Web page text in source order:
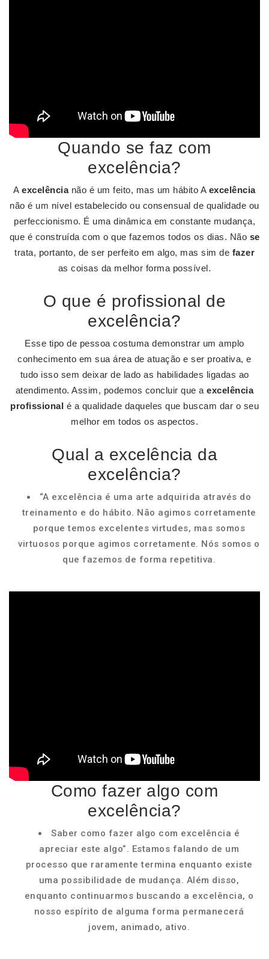
Quando se faz com
excelência?
Aexcelêncianão é um feito, mas um hábito A excelência
não é um nível estabelecido ou consensual de qualidade ou
perfeccionismo. É uma dinâmica em constante mudança,
que é construída com o que fazemos todos os dias. Não se
trata, portanto, de ser perfeito em algo, mas sim de fazer
as coisas da melhor forma possível.
O que é profissional de
excelência?
Esse tipo de pessoa costuma demonstrar um amplo
conhecimento em sua área de atuação e ser proativa, e
tudo isso sem deixar de lado as habilidades ligadas ao
atendimento. Assim, podemos concluir que aexcelência
profissional é a qualidade daqueles que buscam dar o seu
melhor em todos os aspectos.
Qual a excelência da
excelência?
“A excelência é uma arte adquirida através do
treinamento e do hábito. Não agimos corretamente
porque temos excelentes virtudes, mas somos
virtuosos porque agimos corretamente. Nós somos o
que fazemos de forma repetitiva.
Como fazer algo com
excelência?
Saber como fazer algo com excelência é
apreciar este algo”. Estamos falando de um
processo que raramente termina enquanto existe
uma possibilidade de mudança. Além disso,
enquanto continuarmos buscando a excelência, o
nosso espírito de alguma forma permanecerá
jovem, animado, ativo.